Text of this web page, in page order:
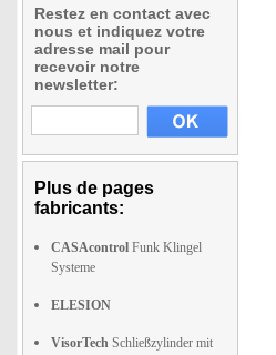
Restez en contact avec
nous et indiquez votre
adresse mail pour
recevoir notre
newsletter:
Plus de pages
fabricants:
CASAcontrol Funk Klingel
Systeme
ELESION
VisorTech Schließzylinder mit